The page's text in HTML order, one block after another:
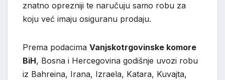
znatno oprezniji te naručuju samo robu za
koju već imaju osiguranu prodaju.
Prema podacima Vanjskotrgovinske komore
BiH, Bosna i Hercegovina godišnje uvozi robu
iz Bahreina, Irana, Izraela, Katara, Kuvajta,